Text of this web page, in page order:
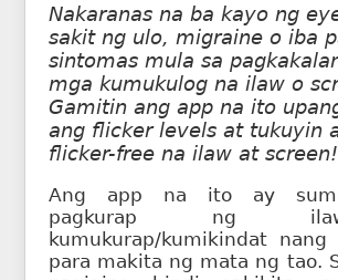
Nakaranas na ba kayo ng
sakit ng ulo, migraine o iba
sintomas mula sa
mga kumukulog na ilaw o
Gamitin ang app na ito
ang flicker levels at tukuyin
flicker-free na ilaw at screen!
Ang app na ito ay
pagkurap ng
kumukurap/kumikindat nang
para makita ng mata ng tao.